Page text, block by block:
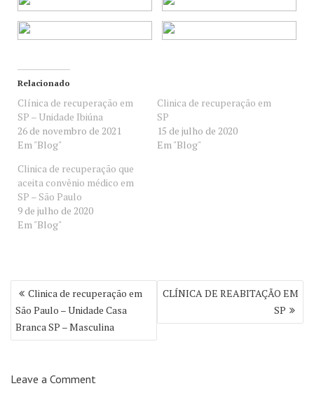
Relacionado
Clínica de recuperação em
SP – Unidade Ibiúna
26 de novembro de 2021
Em "Blog"
Clinica de recuperação em
SP
15 de julho de 2020
Em "Blog"
Clinica de recuperação que
aceita convênio médico em
SP – São Paulo
9 de julho de 2020
Em "Blog"
Navegação
de
Post
Clinica de recuperação em
São Paulo – Unidade Casa
Branca SP – Masculina
CLÍNICA DE REABITAÇÃO EM
SP
Leave a Comment